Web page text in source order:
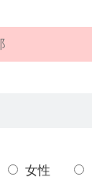
女性